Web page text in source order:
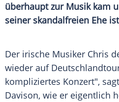
überhaupt zur Musik kam
seiner skandalfreien Ehe
Der irische Musiker Chris
wieder auf
kompliziertes Konzert", sagt
Davison, wie er eigentlich